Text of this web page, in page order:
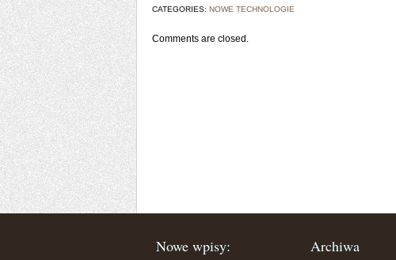
CATEGORIES: NOWE TECHNOLOGIE
Comments are closed.
Nowe wpisy: Archiwa